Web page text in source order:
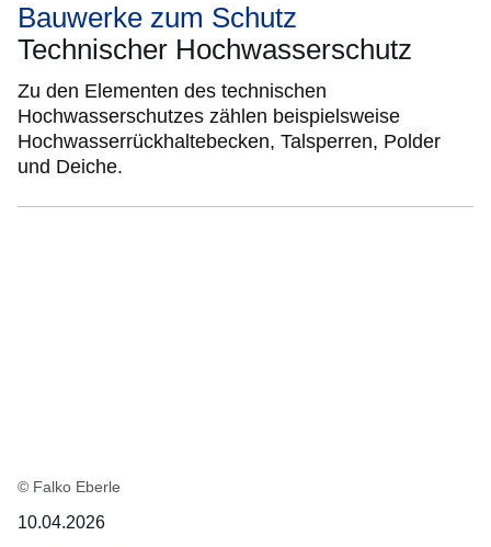
Bauwerke zum Schutz
Technischer Hochwasserschutz
Zu den Elementen des technischen
Hochwasserschutzes zählen beispielsweise
Hochwasserrückhaltebecken, Talsperren, Polder
und Deiche.
© Falko Eberle
10.04.2026